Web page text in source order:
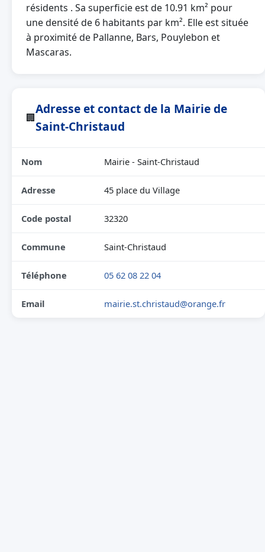
résidents . Sa superficie est de 10.91 km² pour
une densité de 6 habitants par km². Elle est située
à proximité de Pallanne, Bars, Pouylebon et
Mascaras.
🏢
Adresse et contact de la Mairie de
Saint-Christaud
Nom Mairie - Saint-Christaud
Adresse 45 place du Village
Code postal 32320
Commune Saint-Christaud
Téléphone 05 62 08 22 04
Email mairie.st.christaud@orange.fr